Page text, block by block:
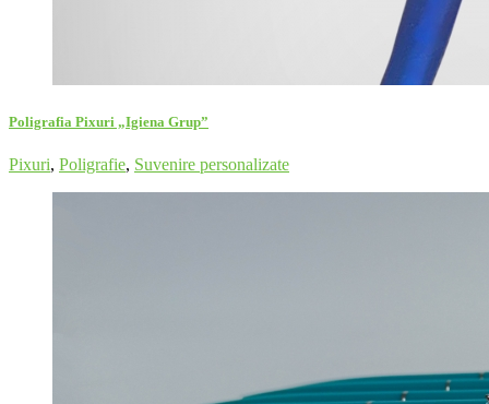
Poligrafia Pixuri „Igiena Grup”
Pixuri, Poligrafie, Suvenire personalizate